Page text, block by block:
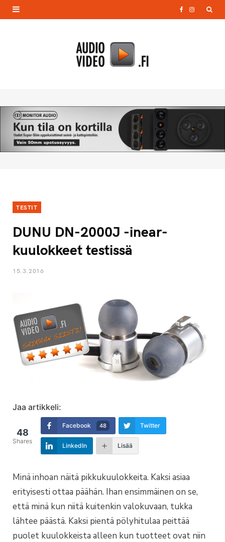
o
k
I
a
TESTIT
DUNU DN-2000J -inear-
kuulokkeet testissä
15.3.2016
Jaa artikkeli:
48
Shares
Facebook 48 Twitter
LinkedIn Lisää
Minä inhoan näitä pikkukuulokkeita. Kaksi asiaa
erityisesti ottaa päähän. Ihan ensimmäinen on se,
että minä kun niitä kuitenkin valokuvaan, tukka
lähtee päästä. Kaksi pientä pölyhitulaa peittää
puolet kuulokkeista alleen kun tuotteet ovat niin